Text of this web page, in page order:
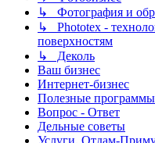
↳ Фотография и
↳ Phototex -
поверхностям
↳ Деколь
Ваш бизнес
Интернет-бизнес
Полезные программы
Вопрос - Ответ
Дельные советы